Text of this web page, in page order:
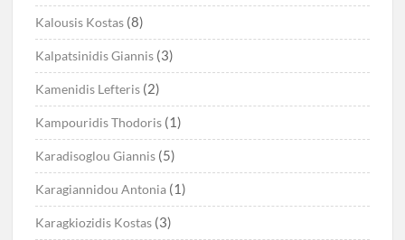
Kalousis Kostas (8)
Kalpatsinidis Giannis (3)
Kamenidis Lefteris (2)
Kampouridis Thodoris (1)
Karadisoglou Giannis (5)
Karagiannidou Antonia (1)
Karagkiozidis Kostas (3)